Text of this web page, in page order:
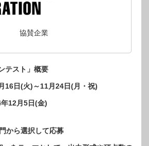
協賛企業
テスト」概要
16日(火)～11月24日(月・祝)
12月5日(金)
から選択して応募